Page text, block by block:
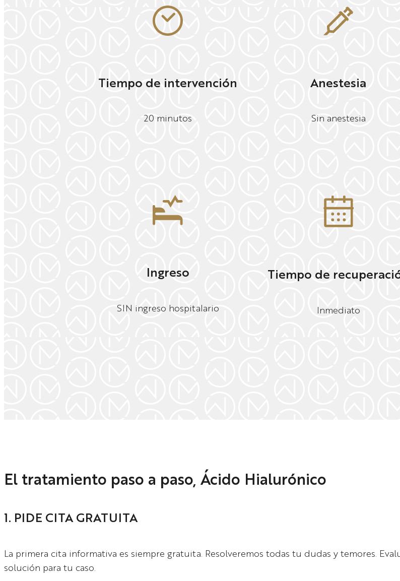
Tiempo de intervención
20 minutos
Anestesia
Sin anestesia
Ingreso
SIN ingreso hospitalario
Tiempo de
Inmediato
El tratamiento paso a paso, Ácido Hialurónico
1. PIDE CITA GRATUITA
La primera cita informativa es siempre gratuita. Resolveremos todas tu dudas y temores.
solución para tu caso.